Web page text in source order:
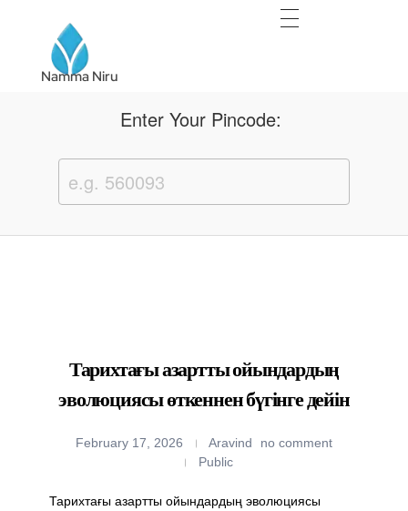
Namma Niru
Namma Niru
Enter Your Pincode:
Тарихтағы азартты ойындардың
эволюциясы өткеннен бүгінге дейін
February 17, 2026 Aravind
no comment
Public
Тарихтағы азартты ойындардың эволюциясы